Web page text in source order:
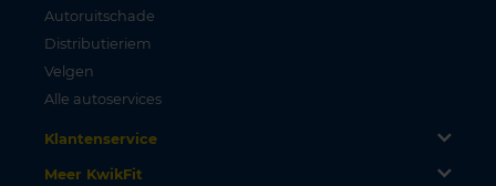
Autoruitschade
Distributieriem
Velgen
Alle autoservices
Klantenservice
Meer KwikFit